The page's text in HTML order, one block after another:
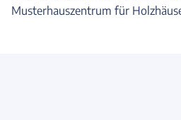
Musterhauszentrum für